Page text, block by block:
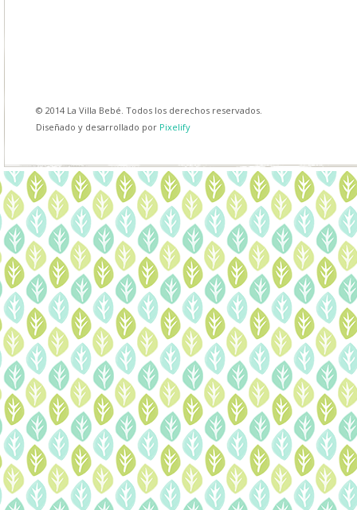
© 2014 La Villa Bebé. Todos los derechos reservados.
Diseñado y desarrollado por Pixelify